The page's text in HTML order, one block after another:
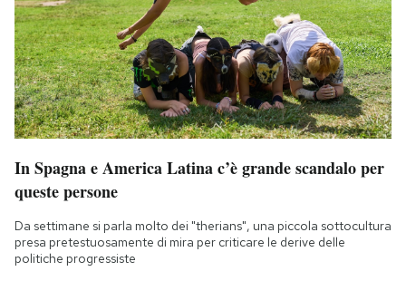
In Spagna e America Latina c’è grande scandalo per
queste persone
Da settimane si parla molto dei "therians", una piccola sottocultura
presa pretestuosamente di mira per criticare le derive delle
politiche progressiste